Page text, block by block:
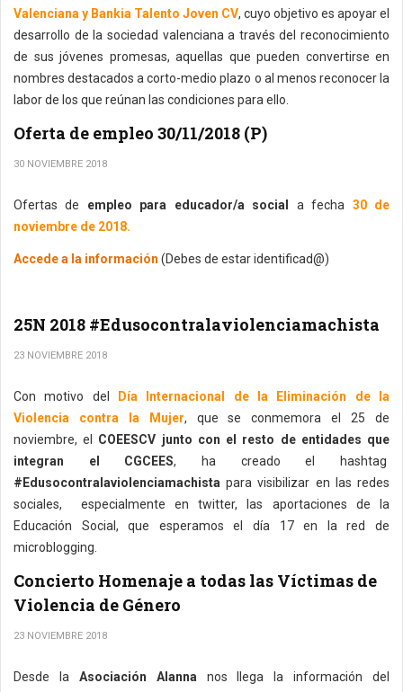
Valenciana y Bankia Talento Joven CV, cuyo objetivo es apoyar el
desarrollo de la sociedad valenciana a través del reconocimiento
de sus jóvenes promesas, aquellas que pueden convertirse en
nombres destacados a corto-medio plazo o al menos reconocer la
labor de los que reúnan las condiciones para ello.
Oferta de empleo 30/11/2018 (P)
30 NOVIEMBRE 2018
Ofertas de empleo para educador/a social a fecha 30 de
noviembre de 2018.
Accede a la información (Debes de estar identificad@)
25N 2018 #Edusocontralaviolenciamachista
23 NOVIEMBRE 2018
Con motivo del
Día Internacional de la Eliminación de la
Violencia contra la Mujer, que se conmemora el 25 de
noviembre, el COEESCV junto con el resto de entidades que
integran el CGCEES, ha creado el hashtag
#Edusocontralaviolenciamachista para visibilizar en las redes
sociales, especialmente en twitter, las aportaciones de la
Educación Social, que esperamos el día 17 en la red de
microblogging.
Concierto Homenaje a todas las Víctimas de
Violencia de Género
23 NOVIEMBRE 2018
Desde la Asociación Alanna nos llega la información del